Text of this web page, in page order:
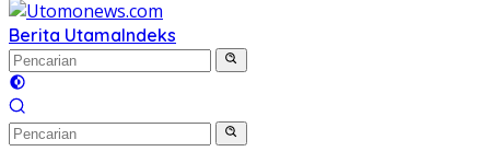
Berita UtamaIndeks